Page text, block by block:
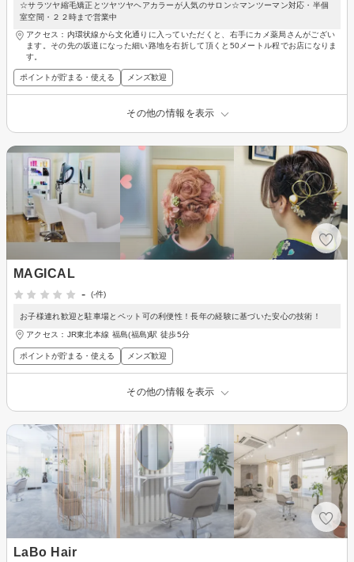
☆サラツヤ縮毛矯正とツヤツヤヘアカラーが人気のサロン☆マンツーマン対応・半個
室空間・２２時まで営業中
アクセス：内環状線から文化通りに入っていただくと、右手にカメ薬局さんがござい
ます。その先の坂道になった細い路地を右折して頂くと50メートル程でお店になりま
す。
ポイントが貯まる・使える メンズ歓迎
その他の情報を表示
MAGICAL
-
(-件)
お子様連れ歓迎と駐車場とペット可の利便性！長年の経験に基づいた安心の技術！
アクセス：JR東北本線 福島(福島)駅 徒歩5分
ポイントが貯まる・使える メンズ歓迎
その他の情報を表示
LaBo Hair